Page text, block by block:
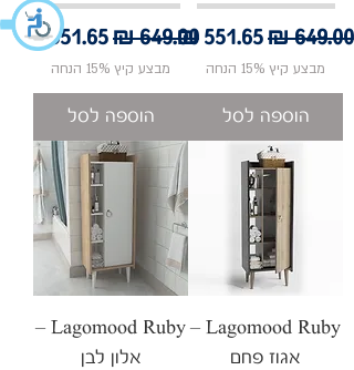
מחיר רגילמחיר מבצע
מבצע קיץ 15% הנחה
הוספה לסל
מחיר רגילמחיר
מבצע קיץ 15% הנחה
הוספה לסל
Lagomood Ruby –
אגוז פחם
Lagomood Ruby –
אלון לבן